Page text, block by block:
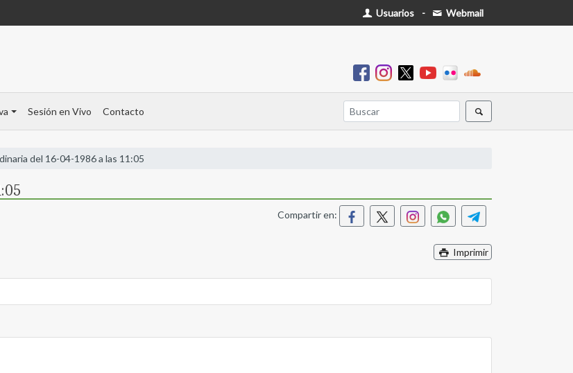
Usuarios - Webmail
Sesión en Vivo Contacto
del 16-04-1986 a las 11:05
Compartir en:
Imprimir